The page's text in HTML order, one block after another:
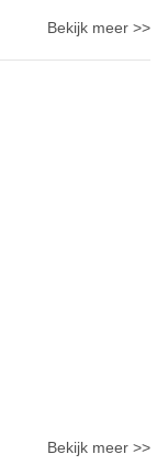
Bekijk meer >>
Bekijk meer >>